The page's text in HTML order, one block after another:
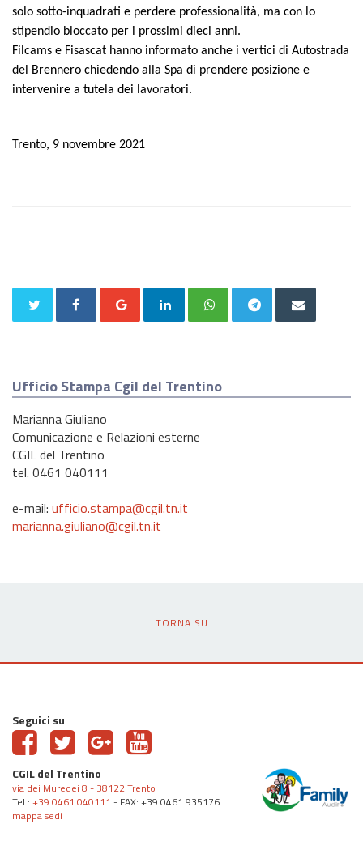
solo sotto-inquadrati e perdere professionalità, ma con lo
stipendio bloccato per i prossimi dieci anni.
Filcams e Fisascat hanno informato anche i vertici di Autostrada
del Brennero chiedendo alla Spa di prendere posizione e
intervenire a tutela dei lavoratori.
Trento, 9 novembre 2021
Ufficio Stampa Cgil del Trentino
Marianna Giuliano
Comunicazione e Relazioni esterne
CGIL del Trentino
tel. 0461 040111
e-mail: ufficio.stampa@cgil.tn.it
marianna.giuliano@cgil.tn.it
TORNA SU
Seguici su
CGIL del Trentino
via dei Muredei 8 - 38122 Trento
Tel.: +39 0461 040111 - FAX: +39 0461 935176
mappa sedi